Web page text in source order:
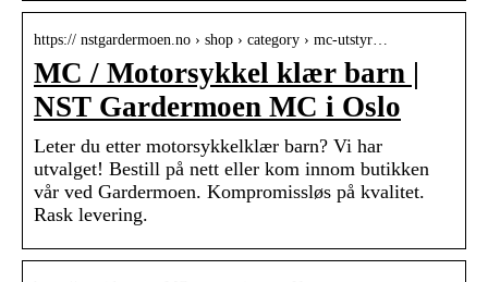
https:// nstgardermoen.no › shop › category › mc-utstyr…
MC / Motorsykkel klær barn |
NST Gardermoen MC i Oslo
Leter du etter motorsykkelklær barn? Vi har
utvalget! Bestill på nett eller kom innom butikken
vår ved Gardermoen. Kompromissløs på kvalitet.
Rask levering.